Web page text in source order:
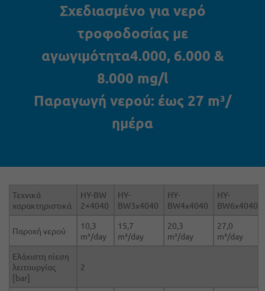
Σχεδιασμένο για νερό
τροφοδοσίας με
αγωγιμότητα4.000, 6.000 &
8.000 mg/l
Παραγωγή νερού: έως 27 m³/
ημέρα
Τεχνικά
χαρακτηριστικά
ΗΥ-BW
2×4040
ΗΥ-
BW3x4040
ΗΥ-
BW4x4040
ΗΥ-
BW6x4040
Παροχή νερού
10,3
m³/day
15,7
m³/day
20,3
m³/day
27,0
m³/day
Ελάχιστη πίεση
λειτουργίας
[bar]
2